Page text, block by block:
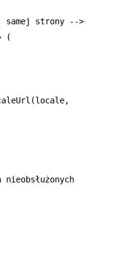
samej strony -->
(
(locale,